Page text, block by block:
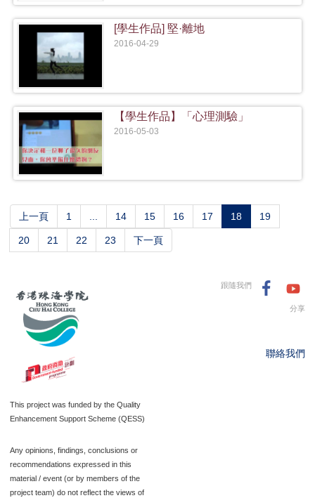
[學生作品] 堅·離地
2016-04-29
【學生作品】「心理測驗」
2016-05-03
上一頁 1 ... 14 15 16 17 18(current)
19
20 21 22 23 下一頁
This project was funded by the Quality
Enhancement Support Scheme (QESS)
Any opinions, findings, conclusions or
recommendations expressed in this
material / event (or by members of the
project team) do not reflect the views of
跟隨我們
分享
聯絡我們